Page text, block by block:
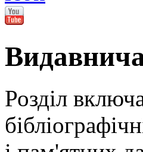
Видавнича
Розділ